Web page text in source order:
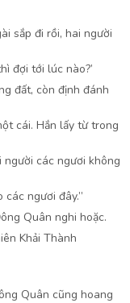
sắp đi rồi, hai người
đợi tới lúc nào?’
đất, còn định đánh
cái. Hắn lấy từ trong
người các ngươi không
ngươi đây.”
Quân nghi hoặc.
Khải Thành
Quân cũng hoang